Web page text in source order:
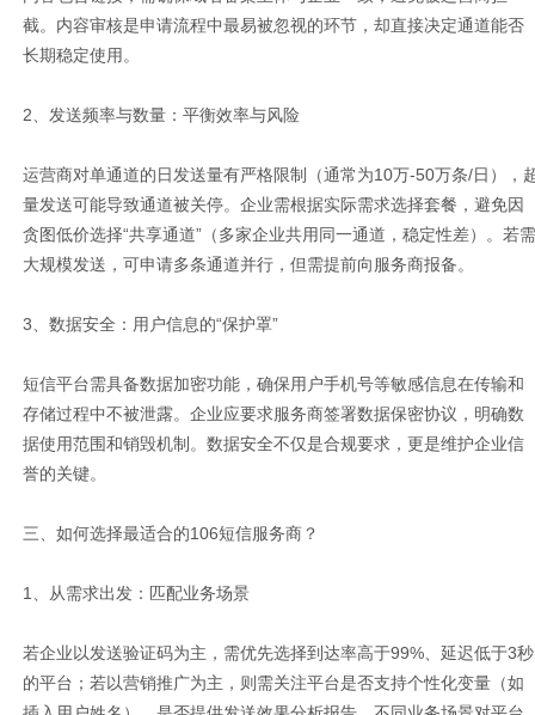
截。内容审核是申请流程中最易被忽视的环节，却直接决定通道能否
长期稳定使用。
2、发送频率与数量：平衡效率与风险
运营商对单通道的日发送量有严格限制（通常为10万-50万条/日），
量发送可能导致通道被关停。企业需根据实际需求选择套餐，避免因
贪图低价选择“共享通道”（多家企业共用同一通道，稳定性差）。若需
大规模发送，可申请多条通道并行，但需提前向服务商报备。
3、数据安全：用户信息的“保护罩”
短信平台需具备数据加密功能，确保用户手机号等敏感信息在传输和
存储过程中不被泄露。企业应要求服务商签署数据保密协议，明确数
据使用范围和销毁机制。数据安全不仅是合规要求，更是维护企业信
誉的关键。
三、如何选择最适合的106短信服务商？
1、从需求出发：匹配业务场景
若企业以发送验证码为主，需优先选择到达率高于99%、延迟低于3秒
的平台；若以营销推广为主，则需关注平台是否支持个性化变量（如